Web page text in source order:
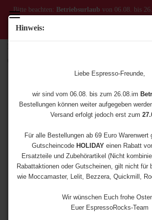
Hinweis:
Liebe Espresso-Freunde,
wir sind vom 06.08. bis zum 26.08.im
Bestellungen können weiter aufgegeben
Versand erfolgt jedoch erst zum
Für alle Bestellungen ab 69 Euro Warenwert
Gutscheincode HOLIDAYeinen Rabatt
Ersatzteile und Zubehörartikel (Nicht
Rabattaktionen oder Gutscheinen, gilt nicht für
wie Moccamaster, Lelit, Bezzera, Quickmill,
Wir wünschen Euch frohe
Euer EspressoRocks-Team
Bitte beachten: Betriebsurlaub von 06.08. bis
Bestellungen ab dem 06.08. werden erst ab dem